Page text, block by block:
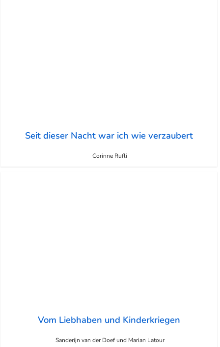
Seit dieser Nacht war ich wie verzaubert
Corinne Rufli
Vom Liebhaben und Kinderkriegen
Sanderijn van der Doef und Marian Latour